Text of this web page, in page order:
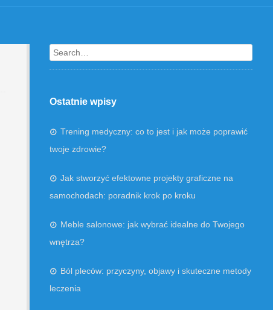
Search
Ostatnie wpisy
Trening medyczny: co to jest i jak może poprawić
twoje zdrowie?
Jak stworzyć efektowne projekty graficzne na
samochodach: poradnik krok po kroku
Meble salonowe: jak wybrać idealne do Twojego
wnętrza?
Ból pleców: przyczyny, objawy i skuteczne metody
leczenia